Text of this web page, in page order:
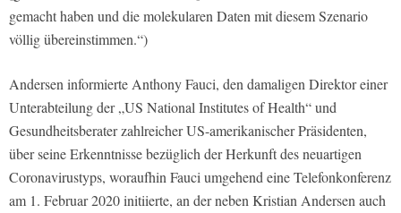
gemacht haben und die molekularen Daten mit diesem Szenario
völlig übereinstimmen.“)
Andersen informierte Anthony Fauci, den damaligen Direktor einer
Unterabteilung der „US National Institutes of Health“ und
Gesundheitsberater zahlreicher US-amerikanischer Präsidenten,
über seine Erkenntnisse bezüglich der Herkunft des neuartigen
Coronavirustyps, woraufhin Fauci umgehend eine Telefonkonferenz
am 1. Februar 2020 initiierte, an der neben Kristian Andersen auch